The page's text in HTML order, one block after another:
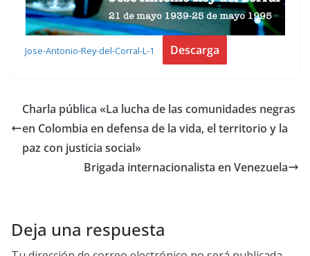
Jose-Antonio-Rey-del-Corral-L-1 Descarga
Charla pública «La lucha de las comunidades negras
en Colombia en defensa de la vida, el territorio y la
paz con justicia social»
Brigada internacionalista en Venezuela
Deja una respuesta